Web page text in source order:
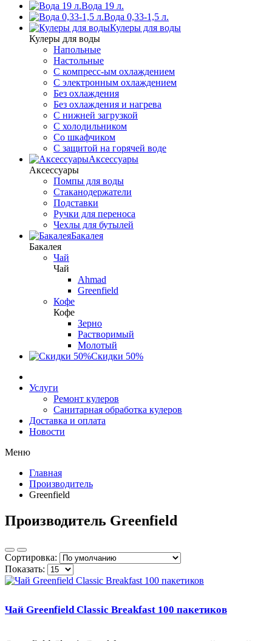
Вода 19 л.
Вода 0,33-1,5 л.
Кулеры для воды
Кулеры для воды
Напольные
Настольные
С компресс-ым охлаждением
С электронным охлаждением
Без охлаждения
Без охлаждения и нагрева
С нижней загрузкой
С холодильником
Со шкафчиком
С защитой на горячей воде
Аксессуары
Аксессуары
Помпы для воды
Стаканодержатели
Подставки
Ручки для переноса
Чехлы для бутылей
Бакалея
Бакалея
Чай
Чай
Ahmad
Greenfield
Кофе
Кофе
Зерно
Растворимый
Молотый
Скидки 50%
Услуги
Ремонт кулеров
Санитарная обработка кулеров
Доставка и оплата
Новости
Меню
Главная
Производитель
Greenfield
Производитель Greenfield
Сортировка:
Показать:
Чай Greenfield Classic Breakfast 100 пакетиков